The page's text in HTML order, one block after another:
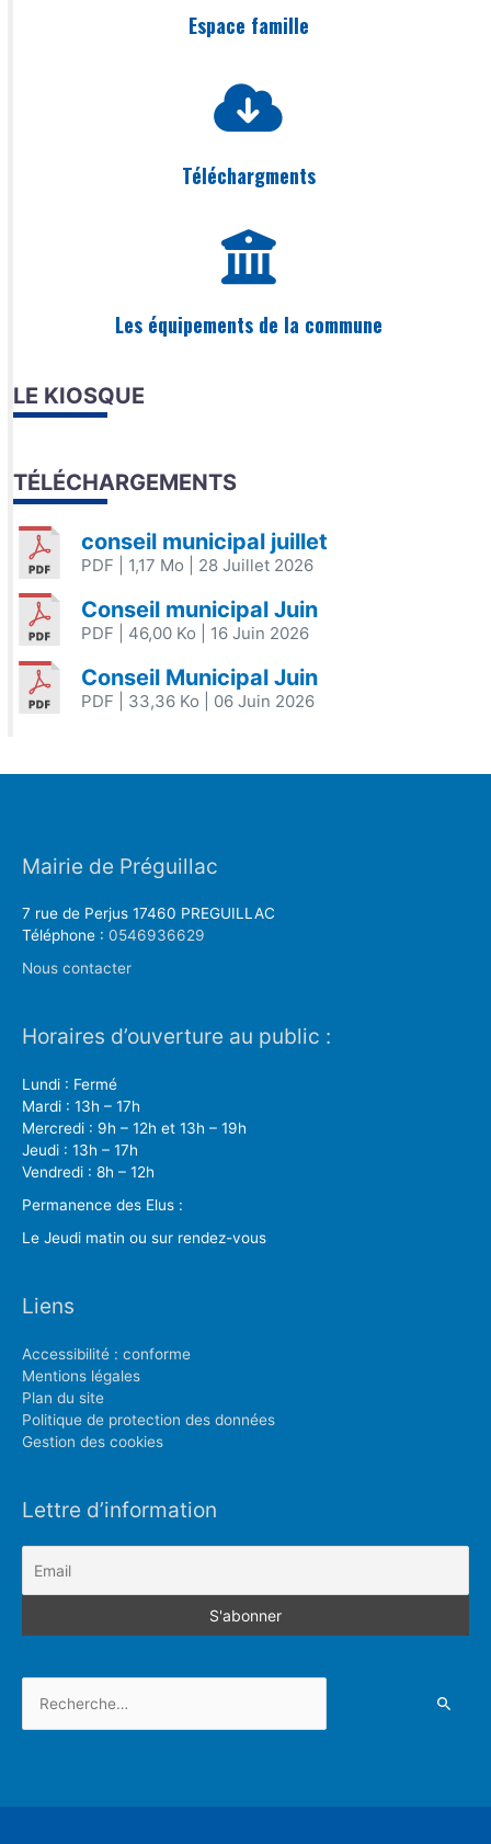
Espace famille
Téléchargments
Les équipements de la commune
LE KIOSQUE
TÉLÉCHARGEMENTS
conseil municipal juillet
PDF | 1,17 Mo | 28 Juillet 2026
Conseil municipal Juin
PDF | 46,00 Ko | 16 Juin 2026
Conseil Municipal Juin
PDF | 33,36 Ko | 06 Juin 2026
Mairie de Préguillac
7 rue de Perjus 17460 PREGUILLAC
Téléphone : 0546936629
Nous contacter
Horaires d’ouverture au public :
Lundi : Fermé
Mardi : 13h – 17h
Mercredi : 9h – 12h et 13h – 19h
Jeudi : 13h – 17h
Vendredi : 8h – 12h
Permanence des Elus :
Le Jeudi matin ou sur rendez-vous
Liens
Accessibilité : conforme
Mentions légales
Plan du site
Politique de protection des données
Gestion des cookies
Lettre d’information